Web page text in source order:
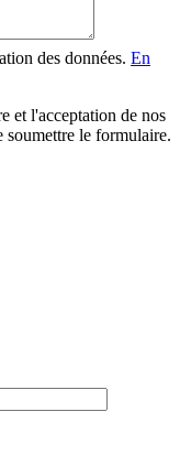
des données. En
et l'acceptation de nos
soumettre le formulaire.